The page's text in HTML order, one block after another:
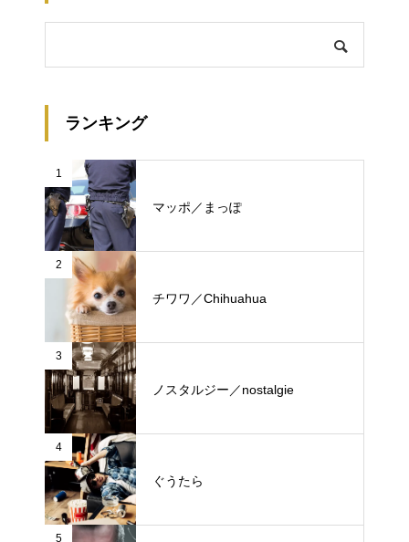
ランキング
1
マッポ／まっぽ
2
チワワ／Chihuahua
3
ノスタルジー／nostalgie
4
ぐうたら
5